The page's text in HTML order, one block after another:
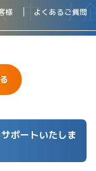
様 よくあるご質問
ポートいたしま